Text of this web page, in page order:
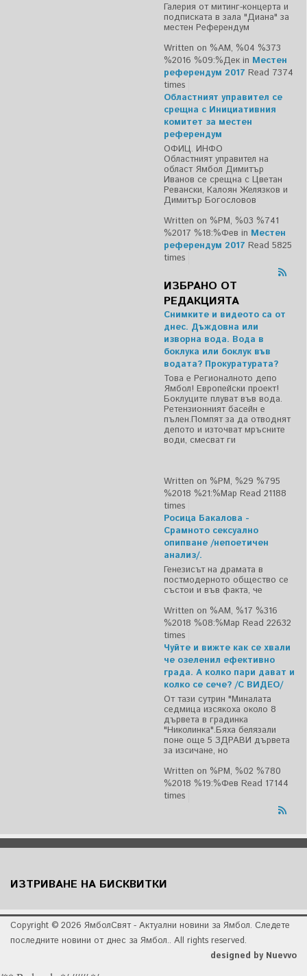
Галерия от митинг-концерта и
подписката в зала "Диана" за
местен Референдум
Written on %AM, %04 %373
%2016 %09:%Дек in Местен
референдум 2017 Read 7374
times
Областният управител се
срещна с Инициативния
комитет за местен
референдум
ОФИЦ. ИНФО
Областният управител на
област Ямбол Димитър
Иванов се срещна с Цветан
Ревански, Калоян Желязков и
Димитър Богословов
Written on %PM, %03 %741
%2017 %18:%Фев in Местен
референдум 2017 Read 5825
times
ИЗБРАНО ОТ
РЕДАКЦИЯТА
Снимките и видеото са от
днес. Дъждовна или
изворна вода. Вода в
боклука или боклук във
водата? Прокуратурата?
Това е Регионалното депо
Ямбол! Европейски проект!
Боклуците плуват във вода.
Ретензионният басейн е
пълен.Помпят за да отводнят
депото и източват мръсните
води, смесват ги
Written on %PM, %29 %795
%2018 %21:%Мар Read 21188
times
Росица Бакалова -
Срамното сексуално
опипване /непоетичен
анализ/.
Генезисът на драмата в
постмодерното общество се
състои и във факта, че
Written on %AM, %17 %316
%2018 %08:%Мар Read 22632
times
Чуйте и вижте как се хвали
че озеленил ефективно
града. А колко пари дават и
колко се сече? /С ВИДЕО/
От тази сутрин "Миналата
седмица изсякоха около 8
дървета в градинка
"Николинка".Бяха белязали
поне още 5 ЗДРАВИ дървета
за изсичане, но
Written on %PM, %02 %780
%2018 %19:%Фев Read 17144
times
ИЗТРИВАНЕ НА БИСКВИТКИ
Copyright © 2026 ЯмболСвят - Актуални новини за Ямбол. Следете
последните новини от днес за Ямбол.. All rights reserved.
designed by Nuevvo